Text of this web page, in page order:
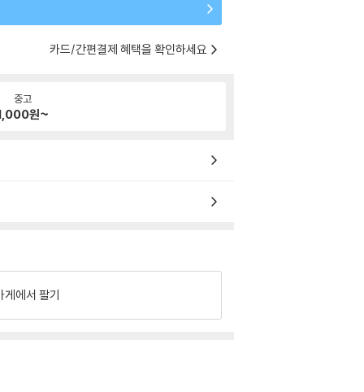
카드/간편결제 혜택을 확인하세요
중고
원~
게에서 팔기